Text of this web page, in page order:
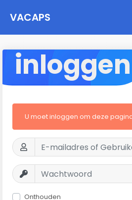
VACAPS
inloggen
U moet inloggen om deze
Onthouden